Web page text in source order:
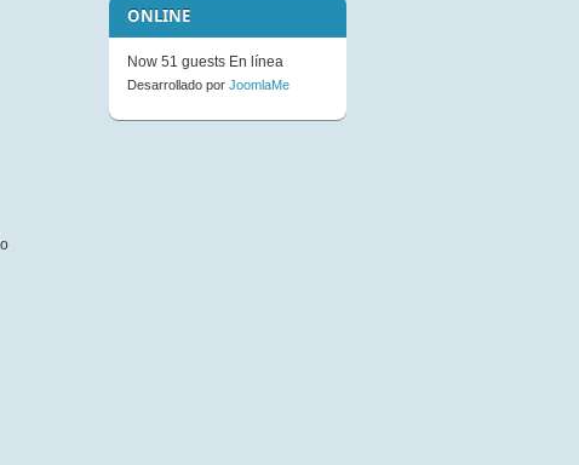
ONLINE
Now 51 guests En línea
Desarrollado porJoomlaMe